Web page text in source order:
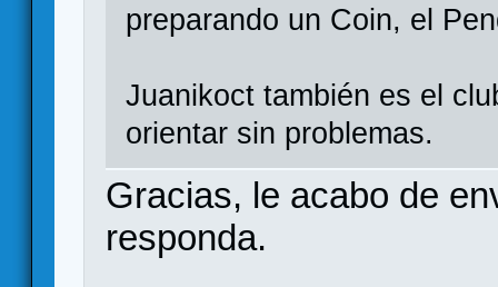
preparando un Coin, el
Juanikoct también es el
orientar sin problemas.
Gracias, le acabo de
responda.